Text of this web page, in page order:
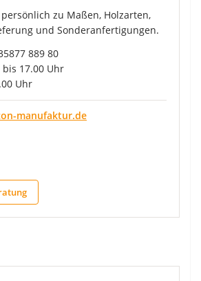
zu Maßen, Holzarten,
und Sonderanfertigungen.
889 80
bis 17.00 Uhr
Uhr
manufaktur.de